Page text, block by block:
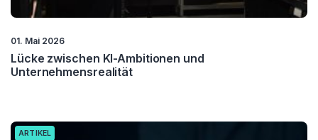
01. Mai 2026
Lücke zwischen KI-Ambitionen und
Unternehmensrealität
ARTIKEL